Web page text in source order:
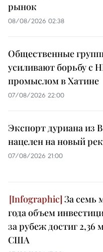
рынок
08/08/2026 02:38
Общественные
усиливают борьбу с
промыслом в Хатине
07/08/2026 22:00
Экспорт дуриана из
нацелен на новый
07/08/2026 21:00
За семь
года объем
за рубеж достиг 2,36
США